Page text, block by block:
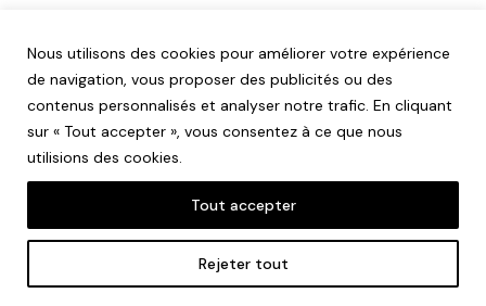
Nous utilisons des cookies pour améliorer votre expérience
de navigation, vous proposer des publicités ou des
contenus personnalisés et analyser notre trafic. En cliquant
sur « Tout accepter », vous consentez à ce que nous
utilisions des cookies.
Rejeter tout
Tout accepter